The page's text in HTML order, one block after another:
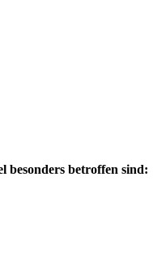
besonders betroffen sind: